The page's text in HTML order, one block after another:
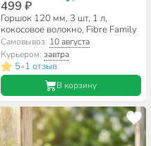
499 ₽
Горшок 120 мм, 3 шт, 1 л,
кокосовое волокно, Fibre Family
Самовывоз: 10 августа
Курьером: завтра
5•1 отзыв
В корзину